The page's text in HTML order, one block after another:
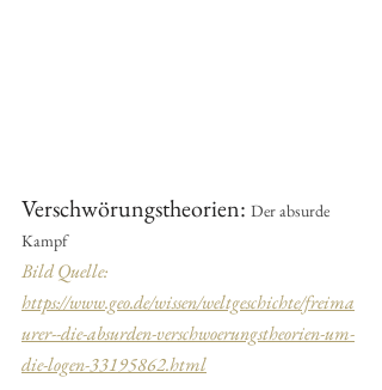
Verschwörungstheorien: Der absurde
Kampf
Bild Quelle:
https://www.geo.de/wissen/weltgeschichte/freima
urer--die-absurden-verschwoerungstheorien-um-
die-logen-33195862.html